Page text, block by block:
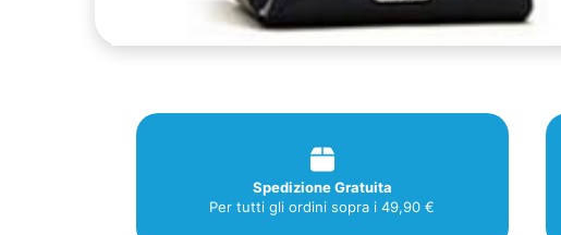
Spedizione Gratuita
Per tutti gli ordini sopra i 49,90 €